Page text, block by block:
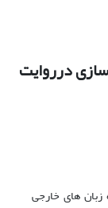
درروایت
های خارجی